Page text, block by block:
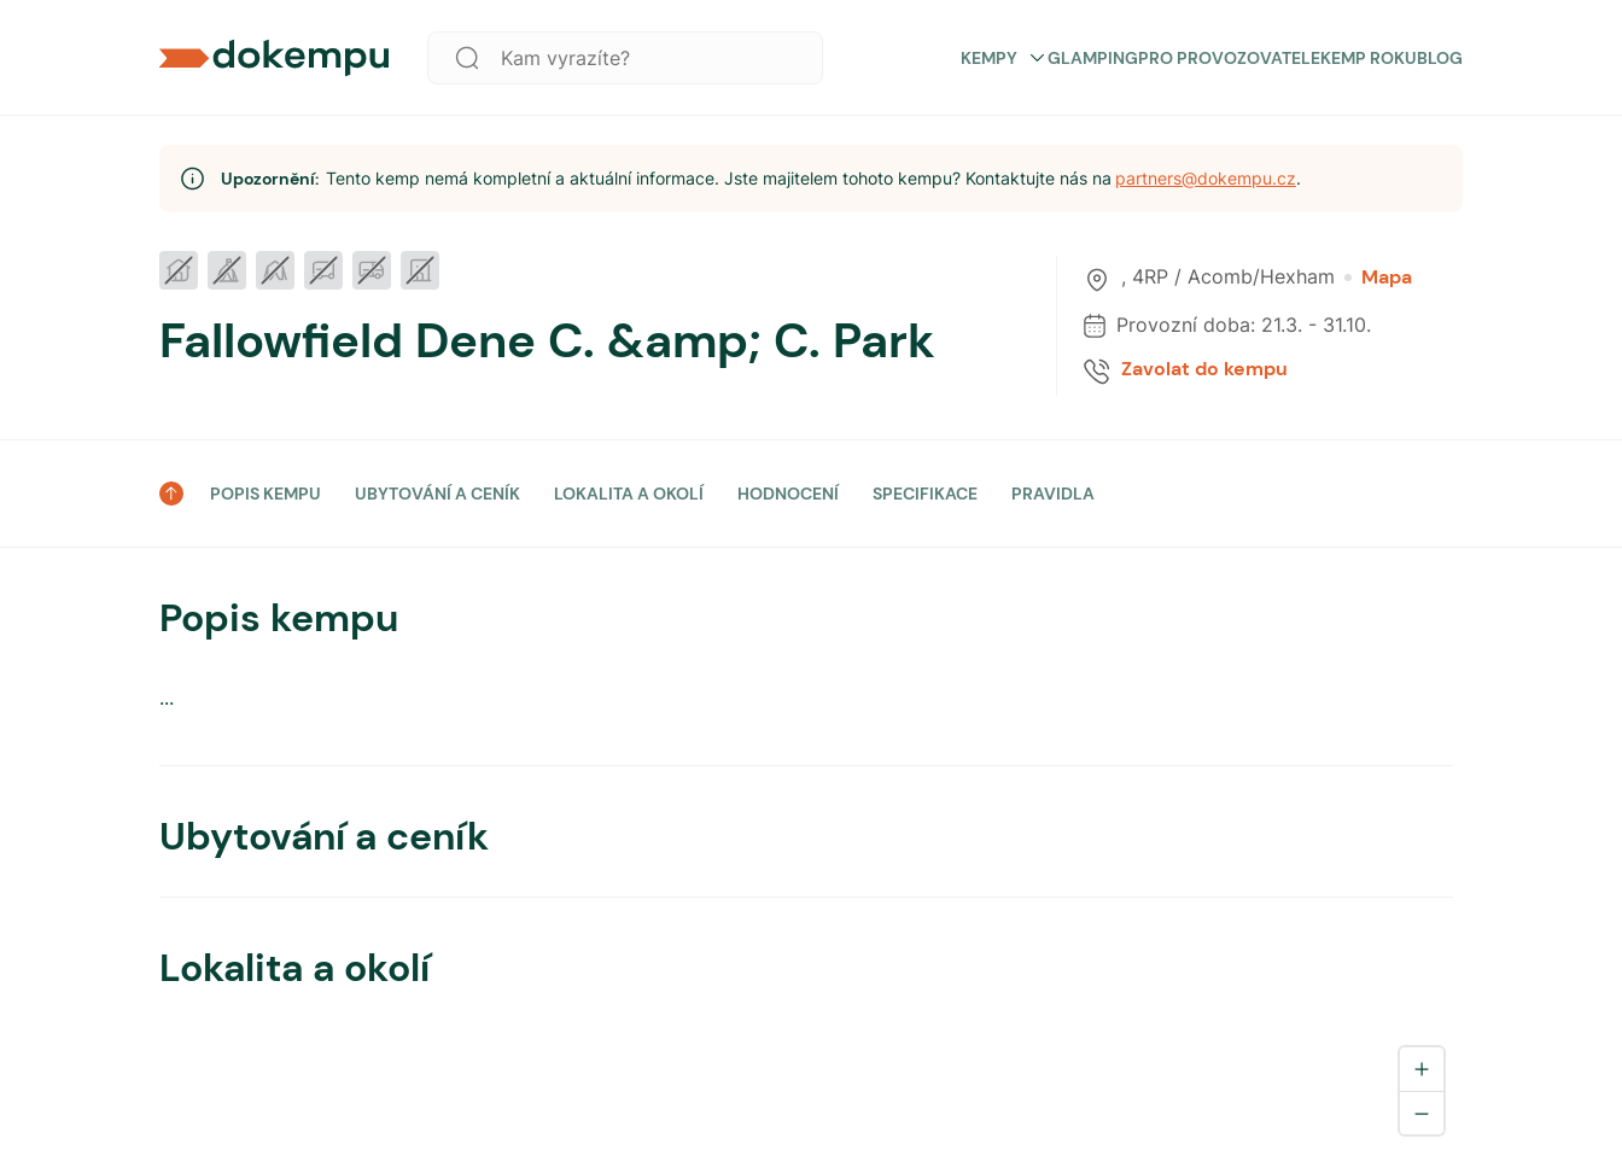
KEMPY GLAMPINGPRO PROVOZOVATELEKEMP ROKUBLOG
Upozornění: Tento kemp nemá kompletní a aktuální informace. Jste majitelem tohoto kempu? Kontaktujte nás na partners@dokempu.cz.
Fallowfield Dene C. &amp; C. Park
, 4RP / Acomb/Hexham Mapa
Provozní doba: 21.3. - 31.10.
Zavolat do kempu
POPIS KEMPU UBYTOVÁNÍ A CENÍK LOKALITA A OKOLÍ HODNOCENÍ SPECIFIKACE PRAVIDLA
Popis kempu
...
Ubytování a ceník
Lokalita a okolí